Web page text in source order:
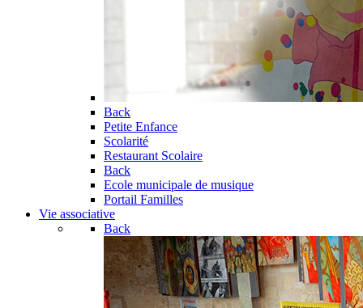
Back
Petite Enfance
Scolarité
Restaurant Scolaire
Back
Ecole municipale de musique
Portail Familles
Vie associative
Back